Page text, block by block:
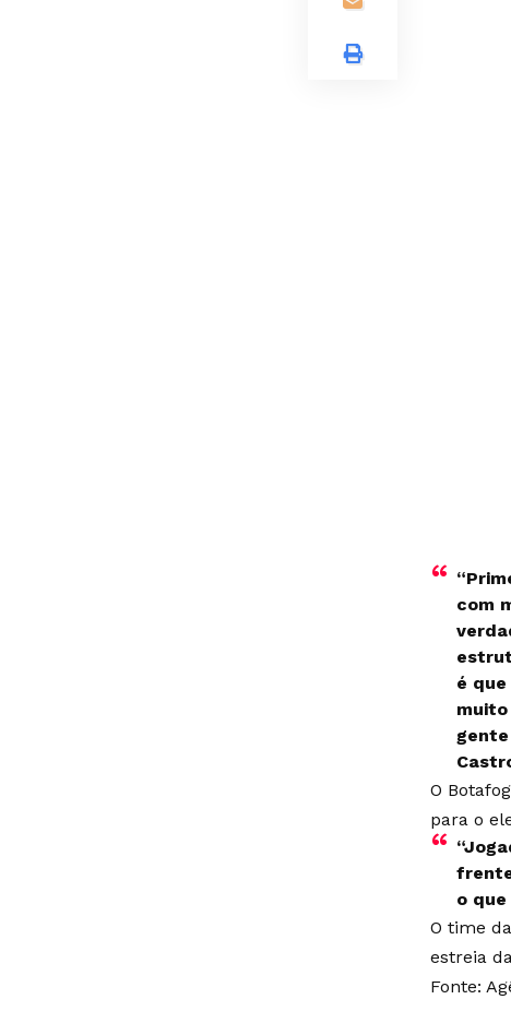
com
é
O
para o
o
O time
estreia
Fonte: